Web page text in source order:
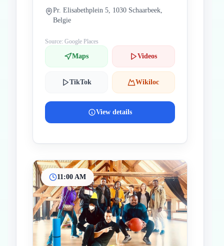
Pr. Elisabethplein 5, 1030 Schaarbeek,
Belgie
Source: Google Places
Maps Videos
TikTok Wikiloc
View details
11:00 AM